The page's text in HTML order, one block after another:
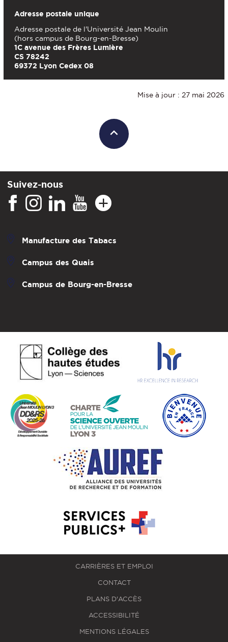
Adresse postale unique
Adresse postale de l'Université Jean Moulin
(hors campus de Bourg-en-Bresse)
1C avenue des Frères Lumière
CS 78242
69372 Lyon Cedex 08
Mise à jour : 27 mai 2026
Suivez-nous
Manufacture des Tabacs
Campus des Quais
Campus de Bourg-en-Bresse
CARRIÈRES ET EMPLOI
CONTACT
PLANS D'ACCÈS
ACCESSIBILITÉ
MENTIONS LÉGALES